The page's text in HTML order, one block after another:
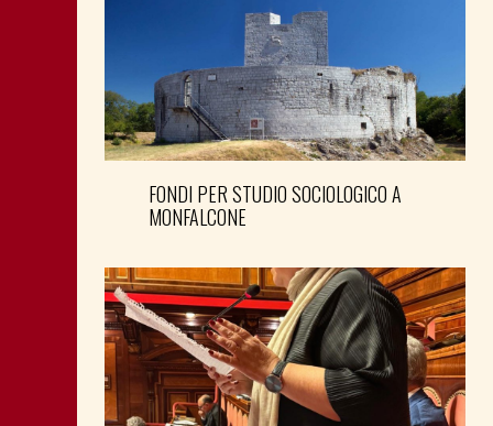
FONDI PER STUDIO SOCIOLOGICO A
MONFALCONE